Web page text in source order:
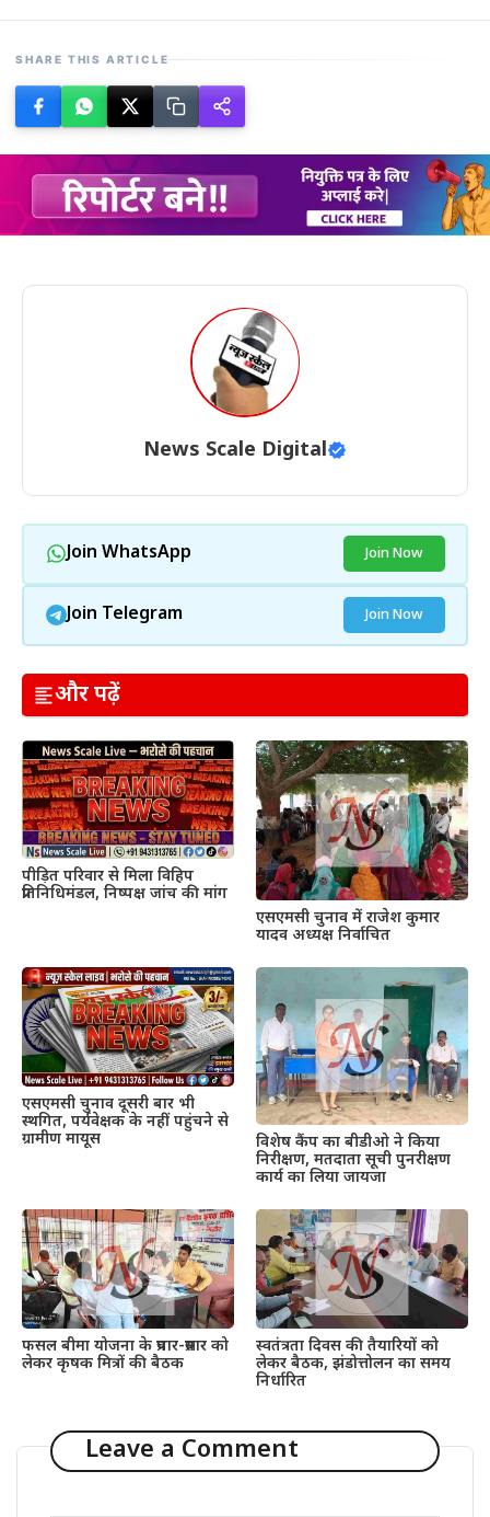
SHARE THIS ARTICLE
News Scale Digital
Join WhatsApp Join Now
Join Telegram Join Now
और पढ़ें
पीड़ित परिवार से मिला विहिप
प्रतिनिधिमंडल, निष्पक्ष जांच की मांग
एसएमसी चुनाव में राजेश कुमार
यादव अध्यक्ष निर्वाचित
एसएमसी चुनाव दूसरी बार भी
स्थगित, पर्यवेक्षक के नहीं पहुंचने से
ग्रामीण मायूस
विशेष कैंप का बीडीओ ने किया
निरीक्षण, मतदाता सूची पुनरीक्षण
कार्य का लिया जायजा
फसल बीमा योजना के प्रचार-प्रसार को
लेकर कृषक मित्रों की बैठक
स्वतंत्रता दिवस की तैयारियों को
लेकर बैठक, झंडोत्तोलन का समय
निर्धारित
Leave a Comment